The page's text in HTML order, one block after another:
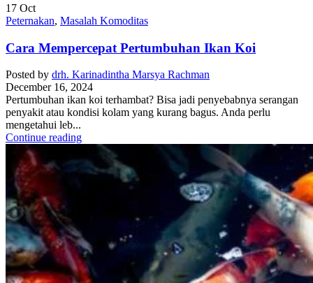
17 Oct
Peternakan, Masalah Komoditas
Cara Mempercepat Pertumbuhan Ikan Koi
Posted by drh. Karinadintha Marsya Rachman
December 16, 2024
Pertumbuhan ikan koi terhambat? Bisa jadi penyebabnya serangan
penyakit atau kondisi kolam yang kurang bagus. Anda perlu
mengetahui leb...
Continue reading